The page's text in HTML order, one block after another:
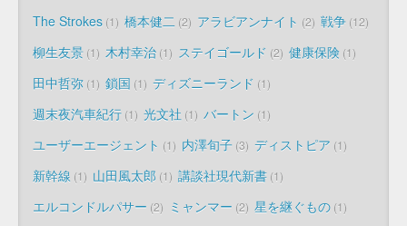
The Strokes 1 橋本健二 2 アラビアンナイト 2 戦争 12
柳生友景 1 木村幸治 1 ステイゴールド 2 健康保険 1
田中哲弥 1 鎖国 1 ディズニーランド 1
週末夜汽車紀行 1 光文社 1 バートン 1
ユーザーエージェント 1 内澤旬子 3 ディストピア 1
新幹線 1 山田風太郎 1 講談社現代新書 1
エルコンドルパサー 2 ミャンマー 2 星を継ぐもの 1